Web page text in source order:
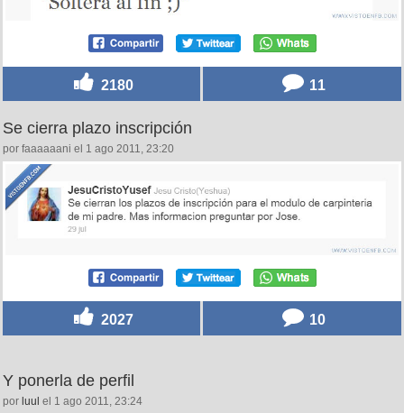
2180 11
Se cierra plazo inscripción
por faaaaaani el 1 ago 2011, 23:20
2027 10
Y ponerla de perfil
por luul el 1 ago 2011, 23:24